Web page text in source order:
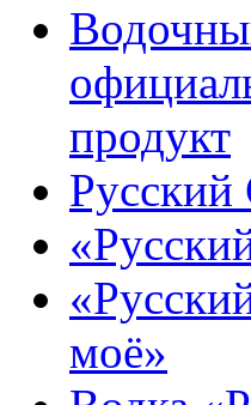
продукт
Русский
моё»